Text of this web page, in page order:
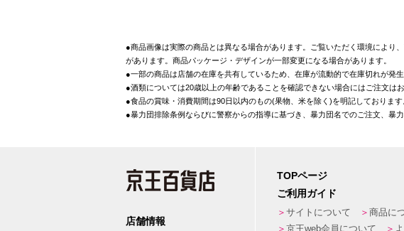
●商品画像は実際の商品とは異なる場合があります。ご覧いただく環境によ
があります。商品パッケージ・デザインが一部変更になる場合があります。
●一部の商品は店舗の在庫を共有しているため、在庫が流動的で在庫切れが発
●酒類については20歳以上の年齢であることを確認できない場合にはご注文はお
●食品の賞味・消費期間は90日以内のもの(果物、米を除く)を明記しておりま
●暴力団排除条例ならびに警察からの指導に基づき、暴力団名でのご注文、暴
店舗情報
TOPページ
ご利用ガイド
サイトについて 商品に
京王web会員について